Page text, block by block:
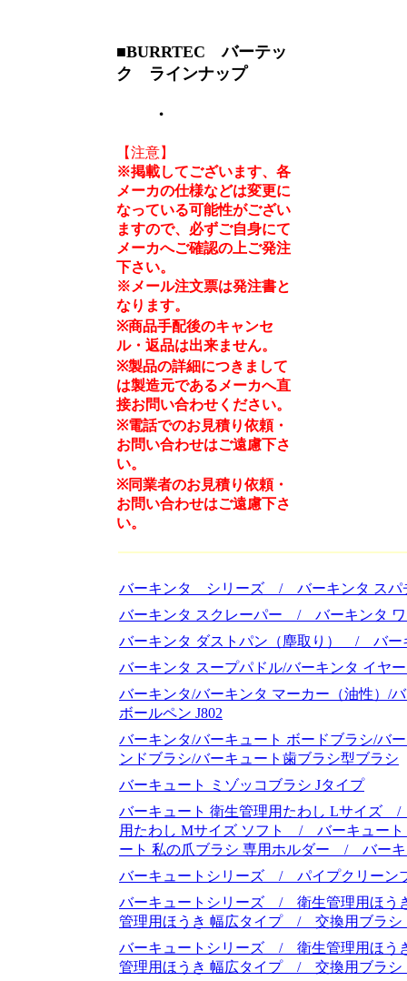
■BURRTEC バーテッ
ク ラインナップ
・
【注意】
※掲載してございます、各
メーカの仕様などは変更に
なっている可能性がござい
ますので、必ずご自身にて
メーカへご確認の上ご発注
下さい。
※メール注文票は発注書と
なります。
※商品手配後のキャンセ
ル・返品は出来ません。
※製品の詳細につきまして
は製造元であるメーカへ直
接お問い合わせください。
※電話でのお見積り依頼・
お問い合わせはご遠慮下さ
い。
※同業者のお見積り依頼・
お問い合わせはご遠慮下さ
い。
バーキンタ シリーズ / バーキンタ スパ
バーキンタ スクレーパー / バーキンタ ワ
バーキンタ ダストパン（塵取り） / バー
バーキンタ スープパドル/バーキンタ イヤ
バーキンタ/バーキンタ マーカー（油性）/
ボールペン J802
バーキンタ/バーキュート ボードブラシ/バ
ンドブラシ/バーキュート歯ブラシ型ブラシ
バーキュート ミゾッコブラシ Jタイプ
バーキュート 衛生管理用たわし Lサイズ
用たわし Mサイズ ソフト / バーキュー
ート 私の爪ブラシ 専用ホルダー / バーキ
バーキュートシリーズ / パイプクリー
バーキュートシリーズ / 衛生管理用ほ
管理用ほうき 幅広タイプ / 交換用ブラシ
バーキュートシリーズ / 衛生管理用ほ
管理用ほうき 幅広タイプ / 交換用ブラシ